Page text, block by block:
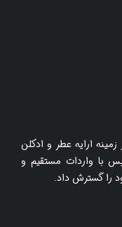
ارایه عطر و ادکلن
با واردات مستقیم و
را گسترش داد.